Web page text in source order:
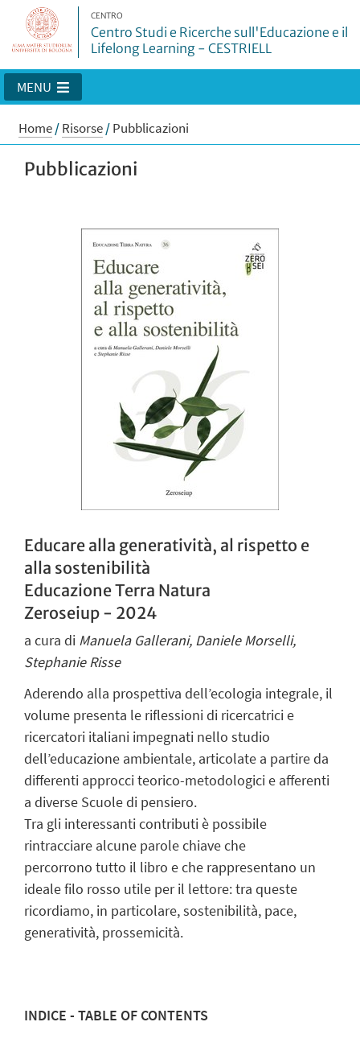
CENTRO
Centro Studi e Ricerche sull'Educazione e il
Lifelong Learning - CESTRIELL
MENU
Home/Risorse/Pubblicazioni
Pubblicazioni
Educare alla generatività, al rispetto e
alla sostenibilità
Educazione Terra Natura
Zeroseiup - 2024
a cura di Manuela Gallerani, Daniele Morselli,
Stephanie Risse
Aderendo alla prospettiva dell’ecologia integrale, il
volume presenta le riflessioni di ricercatrici e
ricercatori italiani impegnati nello studio
dell’educazione ambientale, articolate a partire da
differenti approcci teorico-metodologici e afferenti
a diverse Scuole di pensiero.
Tra gli interessanti contributi è possibile
rintracciare alcune parole chiave che
percorrono tutto il libro e che rappresentano un
ideale filo rosso utile per il lettore: tra queste
ricordiamo, in particolare, sostenibilità, pace,
generatività, prossemicità.
INDICE - TABLE OF CONTENTS